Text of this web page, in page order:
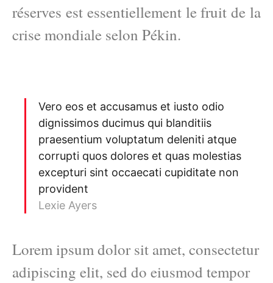
réserves est essentiellement le fruit de la
crise mondiale selon Pékin.
Vero eos et accusamus et iusto odio
dignissimos ducimus qui blanditiis
praesentium voluptatum deleniti atque
corrupti quos dolores et quas molestias
excepturi sint occaecati cupiditate non
provident
Lexie Ayers
Lorem ipsum dolor sit amet, consectetur
adipiscing elit, sed do eiusmod tempor